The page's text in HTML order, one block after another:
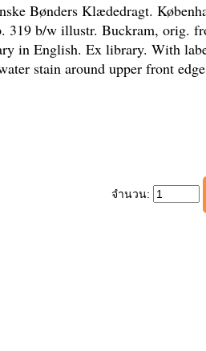
Bønders Klædedragt.
319 b/w illustr. Buckram, orig.
in English. Ex library. With
water stain around
จำนวน: